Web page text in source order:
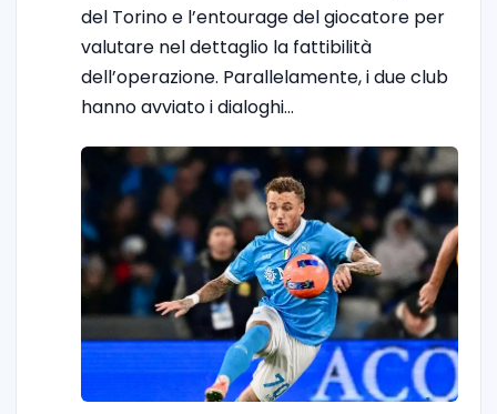
del Torino e l’entourage del giocatore per
valutare nel dettaglio la fattibilità
dell’operazione. Parallelamente, i due club
hanno avviato i dialoghi…